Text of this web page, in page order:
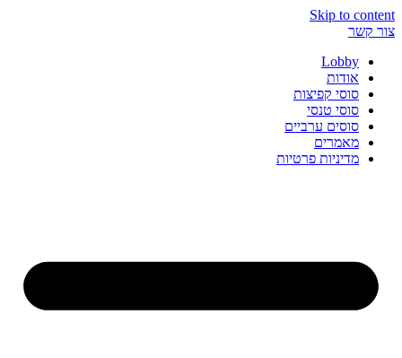
Skip to content
צור קשר
Lobby
אודות
סוסי קפיצות
סוסי טנסי
סוסים ערביים
מאמרים
מדיניות פרטיות